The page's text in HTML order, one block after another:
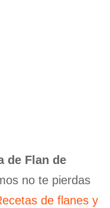
de Flan de
no te pierdas
de flanes y